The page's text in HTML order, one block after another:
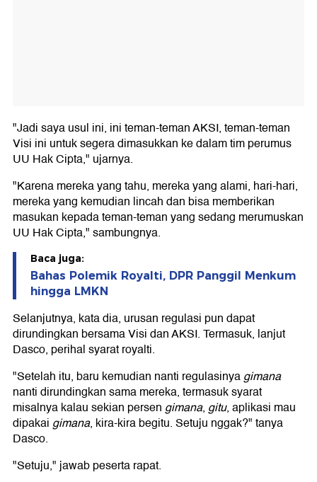
"Jadi saya usul ini, ini teman-teman AKSI, teman-teman
Visi ini untuk segera dimasukkan ke dalam tim perumus
UU Hak Cipta," ujarnya.
"Karena mereka yang tahu, mereka yang alami, hari-hari,
mereka yang kemudian lincah dan bisa memberikan
masukan kepada teman-teman yang sedang merumuskan
UU Hak Cipta," sambungnya.
Baca juga:
Bahas Polemik Royalti, DPR Panggil Menkum
hingga LMKN
Selanjutnya, kata dia, urusan regulasi pun dapat
dirundingkan bersama Visi dan AKSI. Termasuk, lanjut
Dasco, perihal syarat royalti.
"Setelah itu, baru kemudian nanti regulasinyagimana
nanti dirundingkan sama mereka, termasuk syarat
misalnya kalau sekian persengimana,gitu, aplikasi mau
dipakaigimana, kira-kira begitu. Setuju nggak?" tanya
Dasco.
"Setuju," jawab peserta rapat.